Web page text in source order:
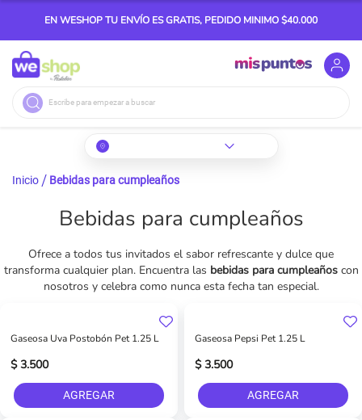
EN WESHOP TU ENVÍO ES GRATIS, PEDIDO MINIMO $40.000
Buscar
Inicio Bebidas para cumpleaños
Bebidas para cumpleaños
Ofrece a todos tus invitados el sabor refrescante y dulce que
transforma cualquier plan. Encuentra las bebidas para cumpleañoscon
nosotros y celebra como nunca esta fecha tan especial.
Gaseosa Uva Postobón Pet 1.25 L
$ 3.500
AGREGAR
Gaseosa Pepsi Pet 1.25 L
$ 3.500
AGREGAR